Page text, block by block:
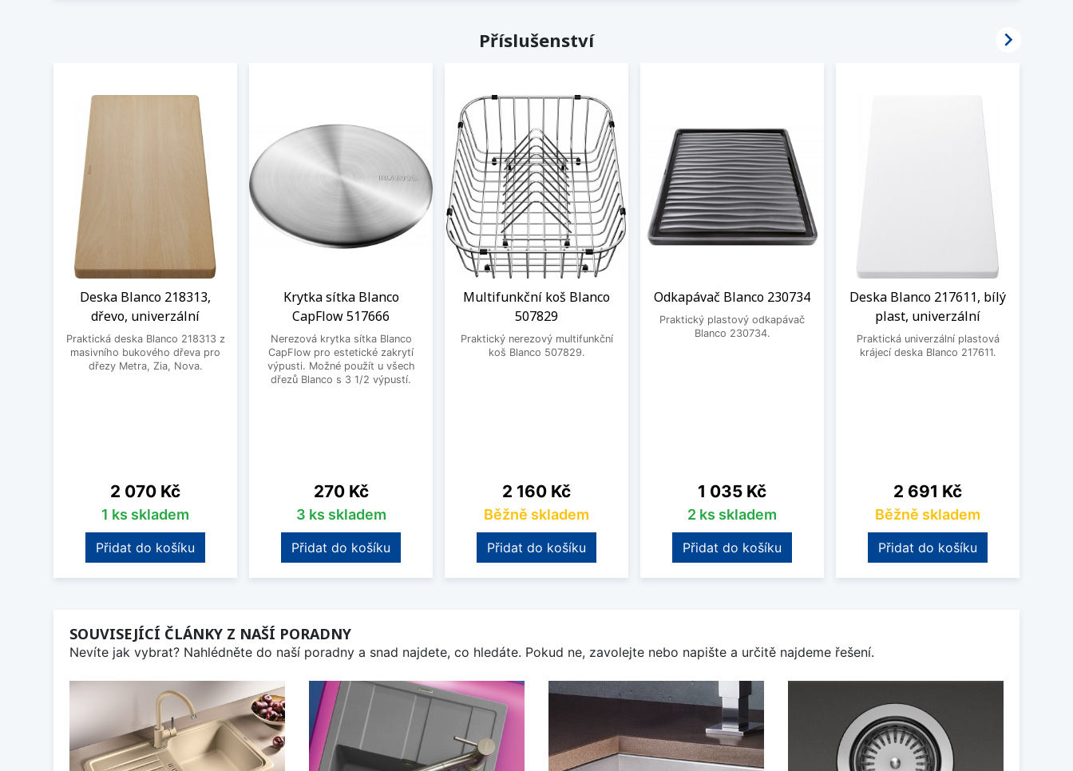
Příslušenství
Deska Blanco 218313,
dřevo, univerzální
Praktická deska Blanco 218313 z
masivního bukového dřeva pro
dřezy Metra, Zia, Nova.
Cena
2 070 Kč
1 ks skladem
Přidat do košíku
Krytka sítka Blanco
CapFlow 517666
Nerezová krytka sítka Blanco
CapFlow pro estetické zakrytí
výpusti. Možné použít u všech
dřezů Blanco s 3 1/2 výpustí.
Cena
270 Kč
3 ks skladem
Přidat do košíku
Multifunkční koš Blanco
507829
Praktický nerezový multifunkční
koš Blanco 507829.
Cena
2 160 Kč
Běžně skladem
Přidat do košíku
Odkapávač Blanco 230734
Praktický plastový odkapávač
Blanco 230734.
Cena
1 035 Kč
2 ks skladem
Přidat do košíku
Deska Blanco 217611, bílý
plast, univerzální
Praktická univerzální plastová
krájecí deska Blanco 217611.
Cena
2 691 Kč
Běžně skladem
Přidat do košíku

SOUVISEJÍCÍ ČLÁNKY Z NAŠÍ PORADNY
Nevíte jak vybrat? Nahlédněte do naší poradny a snad najdete, co hledáte. Pokud ne, zavolejte nebo napište a určitě najdeme řešení.